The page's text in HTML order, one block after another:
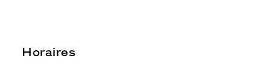
Horaires